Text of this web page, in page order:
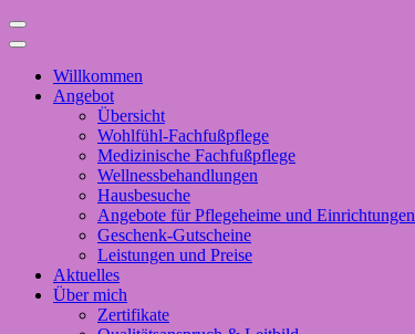
Willkommen
Angebot
Übersicht
Wohlfühl-Fachfußpflege
Medizinische Fachfußpflege
Wellnessbehandlungen
Hausbesuche
Angebote für Pflegeheime und Einrichtungen
Geschenk-Gutscheine
Leistungen und Preise
Aktuelles
Über mich
Zertifikate